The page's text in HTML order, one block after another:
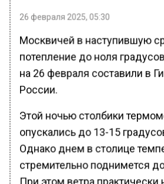
26 февраля 2025, 05:30
Москвичей в наступившую
потепление до ноля
на 26 февраля составили в
России.
Этой ночью столбики
опускались до 13-15
Однако днем в столице
стремительно поднимется
При этом ветра практически